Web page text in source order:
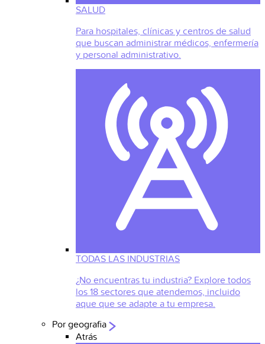
SALUD
Para hospitales, clínicas y centros de salud
que buscan administrar médicos, enfermería
y personal administrativo.
TODAS LAS INDUSTRIAS
¿No encuentras tu industria? Explore todos
los 18 sectores que atendemos, incluido
aque que se adapte a tu empresa.
Por geografia
Atrás